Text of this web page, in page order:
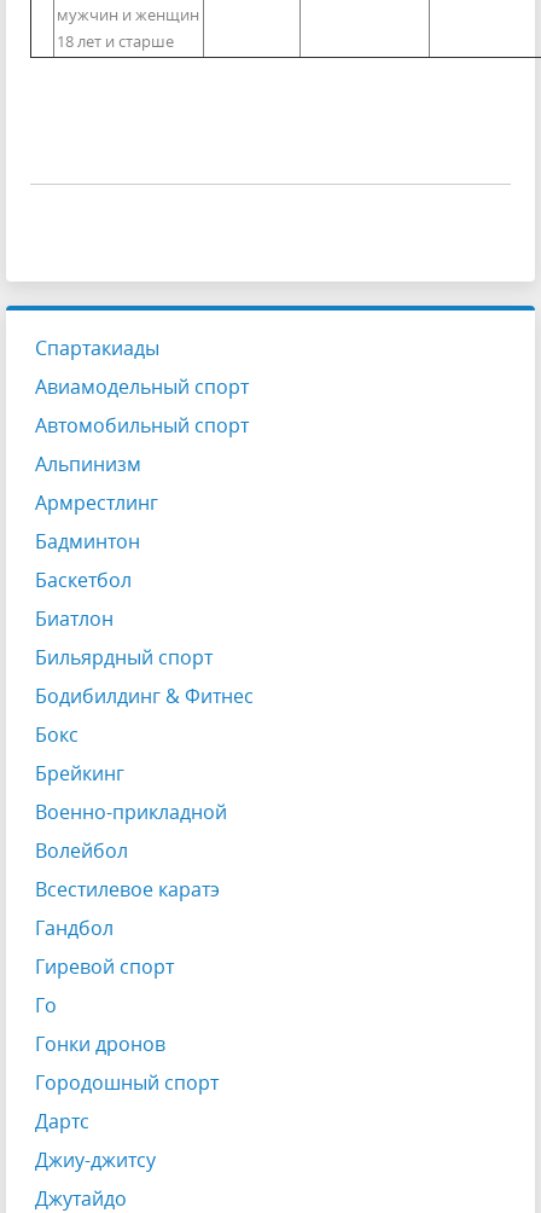
мужчин и женщин
18 лет и старше
Спартакиады
Авиамодельный спорт
Автомобильный спорт
Альпинизм
Армрестлинг
Бадминтон
Баскетбол
Биатлон
Бильярдный спорт
Бодибилдинг & Фитнес
Бокс
Брейкинг
Военно-прикладной
Волейбол
Всестилевое каратэ
Гандбол
Гиревой спорт
Го
Гонки дронов
Городошный спорт
Дартс
Джиу-джитсу
Джутайдо